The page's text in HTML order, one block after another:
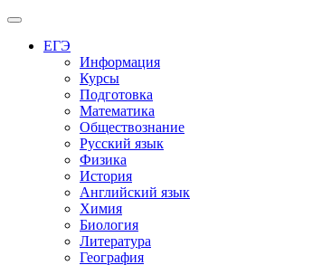
Меню
ЕГЭ
Информация
Курсы
Подготовка
Математика
Обществознание
Русский язык
Физика
История
Английский язык
Химия
Биология
Литература
География